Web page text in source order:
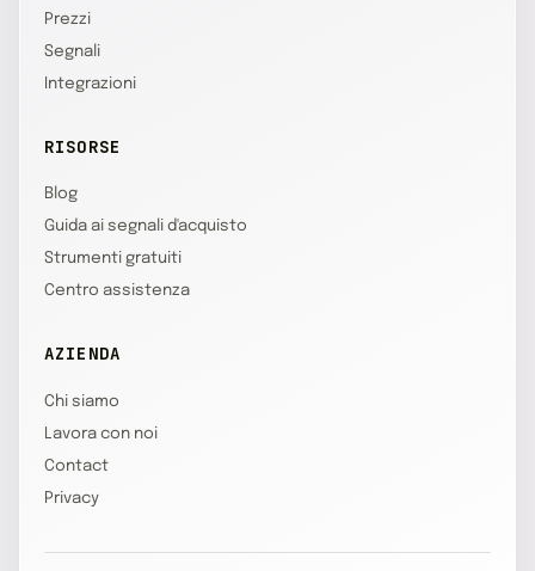
Prezzi
Segnali
Integrazioni
RISORSE
Blog
Guida ai segnali d'acquisto
Strumenti gratuiti
Centro assistenza
AZIENDA
Chi siamo
Lavora con noi
Contact
Privacy